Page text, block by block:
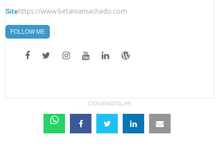
Sitehttps://www.betaniamachado.com
FOLLOW ME
COMPARTILHE